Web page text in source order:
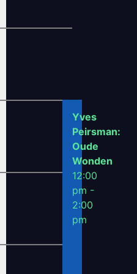
Yves
Peirsman:
Oude
Wonden
12:00
pm -
2:00
pm